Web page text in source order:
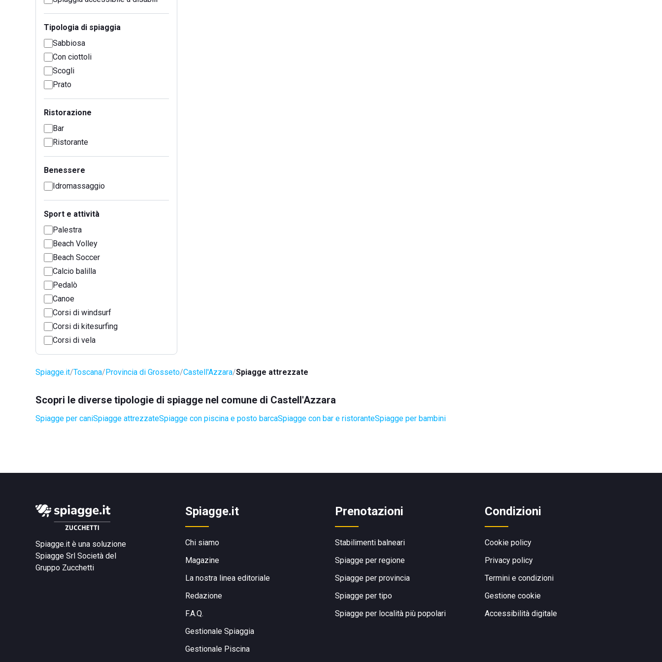
Tipologia di spiaggia
Sabbiosa
Con ciottoli
Scogli
Prato
Ristorazione
Bar
Ristorante
Benessere
Idromassaggio
Sport e attività
Palestra
Beach Volley
Beach Soccer
Calcio balilla
Pedalò
Canoe
Corsi di windsurf
Corsi di kitesurfing
Corsi di vela
Spiagge.it Toscana Provincia di Grosseto Castell'Azzara Spiagge attrezzate
Scopri le diverse tipologie di spiagge nel comune di Castell'Azzara
Spiagge per caniSpiagge attrezzateSpiagge con piscina e posto barcaSpiagge con bar e ristoranteSpiagge per bambini
Spiagge.it è una soluzione
Spiagge Srl Società del
Gruppo Zucchetti
Spiagge.it
Chi siamo
Magazine
La nostra linea editoriale
Redazione
F.A.Q.
Gestionale Spiaggia
Gestionale Piscina
Prenotazioni
Stabilimenti balneari
Spiagge per regione
Spiagge per provincia
Spiagge per tipo
Spiagge per località più popolari
Condizioni
Cookie policy
Privacy policy
Termini e condizioni
Gestione cookie
Accessibilità digitale